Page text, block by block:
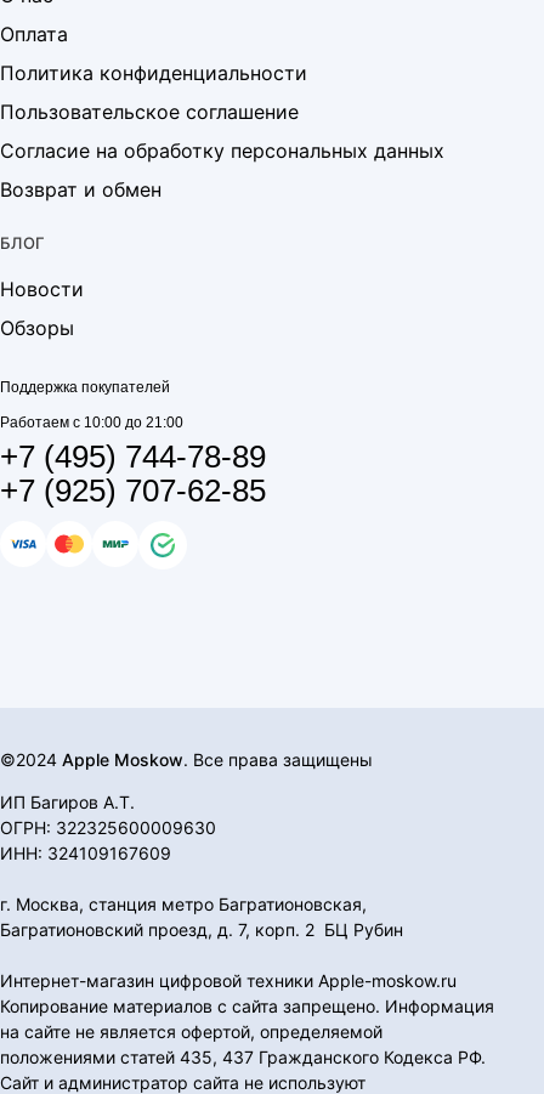
Оплата
Политика конфиденциальности
Пользовательское соглашение
Согласие на обработку персональных данных
Возврат и обмен
БЛОГ
Новости
Обзоры
Поддержка покупателей
Работаем с 10:00 до 21:00
+7 (495) 744-78-89
+7 (925) 707-62-85
©2024 Apple Moskow. Все права защищены
ИП Багиров А.Т.
ОГРН: 322325600009630
ИНН: 324109167609
г. Москва, станция метро Багратионовская,
Багратионовский проезд, д. 7, корп. 2 БЦ Рубин
Интернет-магазин цифровой техники Apple-moskow.ru
Копирование материалов с сайта запрещено. Информация
на сайте не является офертой, определяемой
положениями статей 435, 437 Гражданского Кодекса РФ.
Сайт и администратор сайта не используют